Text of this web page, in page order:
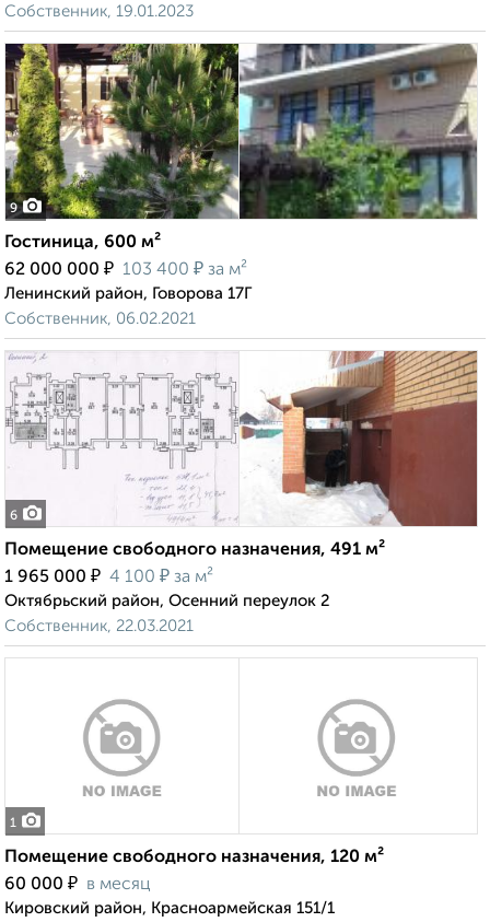
Собственник, 19.01.2023
9
Гостиница, 600 м²
62 000 000 ₽ 103 400 ₽ за м²
Ленинский район, Говорова 17Г
Собственник, 06.02.2021
6
Помещение свободного назначения, 491 м²
1 965 000 ₽ 4 100 ₽ за м²
Октябрьский район, Осенний переулок 2
Собственник, 22.03.2021
1
Помещение свободного назначения, 120 м²
60 000 ₽ в месяц
Кировский район, Красноармейская 151/1